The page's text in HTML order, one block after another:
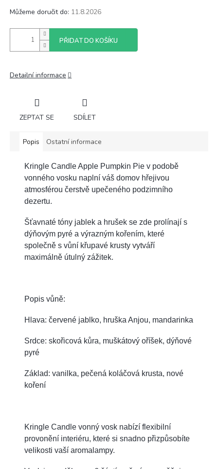
Můžeme doručit do: 11.8.2026
PŘIDAT DO KOŠÍKU
Detailní informace
ZEPTAT SE SDÍLET
Popis Ostatní informace
Kringle Candle Apple Pumpkin Pie v podobě
vonného vosku naplní váš domov hřejivou
atmosférou čerstvě upečeného podzimního
dezertu.
Šťavnaté tóny jablek a hrušek se zde prolínají s
dýňovým pyré a výrazným kořením, které
společně s vůní křupavé krusty vytváří
maximálně útulný zážitek.
Popis vůně:
Hlava: červené jablko, hruška Anjou, mandarinka
Srdce: skořicová kůra, muškátový oříšek, dýňové
pyré
Základ: vanilka, pečená koláčová krusta, nové
koření
Kringle Candle vonný vosk nabízí flexibilní
provonění interiéru, které si snadno přizpůsobíte
velikosti vaší aromalampy.